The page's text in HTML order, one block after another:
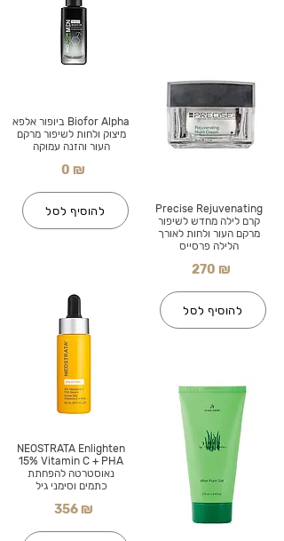
Biofor Alpha ביופור אלפא
מיצוק ולחות לשיפור מרקם
העור והזנה עמוקה
0 ₪
להוסיף לסל
NEOSTRATA Enlighten
15% Vitamin C + PHA
נאוסטרטה להפחתת
כתמים וסימני גיל
356 ₪
Precise Rejuvenating
קרם לילה מחדש לשיפור
מרקם העור ולחות לאורך
הלילה פרסייס
270 ₪
להוסיף לסל